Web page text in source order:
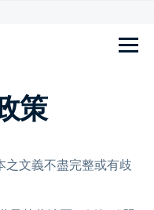
策
文義不盡完整或有歧